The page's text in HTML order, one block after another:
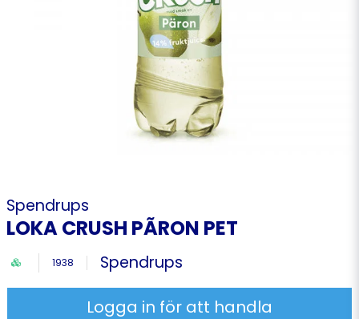
Spendrups
LOKA CRUSH PÃRON PET
1938 Spendrups
Logga in för att handla